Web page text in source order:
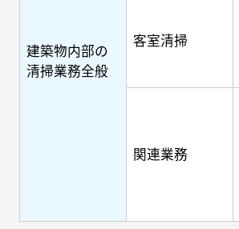
建築物内部の
清掃業務全般
客室清掃
関連業務